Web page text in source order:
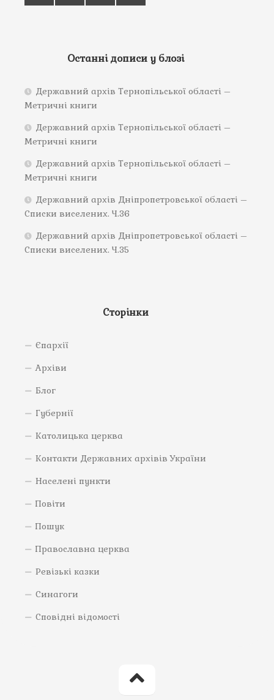
Останні дописи у блозі
Державний архів Тернопільської області –
Метричні книги
Державний архів Тернопільської області –
Метричні книги
Державний архів Тернопільської області –
Метричні книги
Державний архів Дніпропетровської області –
Списки виселених. Ч.36
Державний архів Дніпропетровської області –
Списки виселених. Ч.35
Сторінки
Єпархії
Архіви
Блог
Губернії
Католицька церква
Контакти Державних архівів України
Населені пункти
Повіти
Пошук
Православна церква
Ревізькі казки
Синагоги
Сповідні відомості